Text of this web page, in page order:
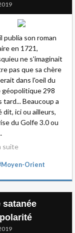
publia son roman
en 1721,
ne s'imaginait
pas que sa chère
dans l'oeil du
géopolitique 298
tard... Beaucoup a
dit, ici ou ailleurs,
du Golfe 3.0 ou
suite
Orient
satanée